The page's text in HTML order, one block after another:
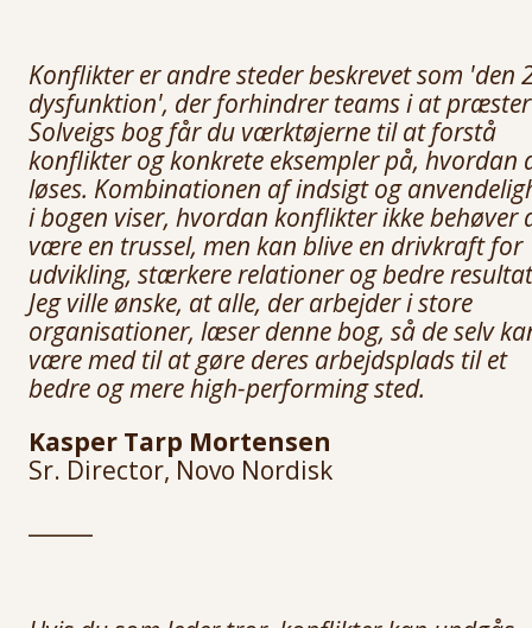
Konflikter er andre steder beskrevet som 'den
dysfunktion', der forhindrer teams i at
Solveigs bog får du værktøjerne til at forstå
konflikter og konkrete eksempler på, hvordan
løses. Kombinationen af indsigt og
i bogen viser, hvordan konflikter ikke behøver
være en trussel, men kan blive en drivkraft for
udvikling, stærkere relationer og bedre
Jeg ville ønske, at alle, der arbejder i store
organisationer, læser denne bog, så de selv
være med til at gøre deres arbejdsplads til et
bedre og mere high-performing sted.
Kasper Tarp Mortensen
Sr. Director, Novo Nordisk